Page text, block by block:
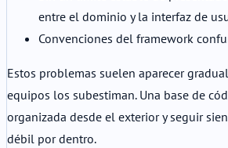
entre el dominio y la interfaz de
Convenciones del framework
Estos problemas suelen aparecer
equipos los subestiman. Una base de
organizada desde el exterior y seguir
débil por dentro.